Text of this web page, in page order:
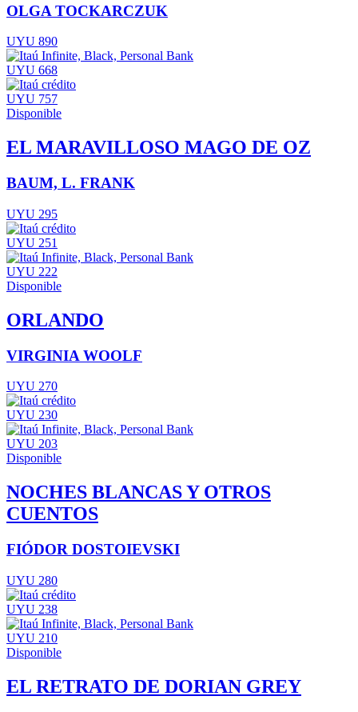
OLGA TOCKARCZUK
UYU 890
UYU 668
UYU 757
Disponible
EL MARAVILLOSO MAGO DE OZ
BAUM, L. FRANK
UYU 295
UYU 251
UYU 222
Disponible
ORLANDO
VIRGINIA WOOLF
UYU 270
UYU 230
UYU 203
Disponible
NOCHES BLANCAS Y OTROS
CUENTOS
FIÓDOR DOSTOIEVSKI
UYU 280
UYU 238
UYU 210
Disponible
EL RETRATO DE DORIAN GREY